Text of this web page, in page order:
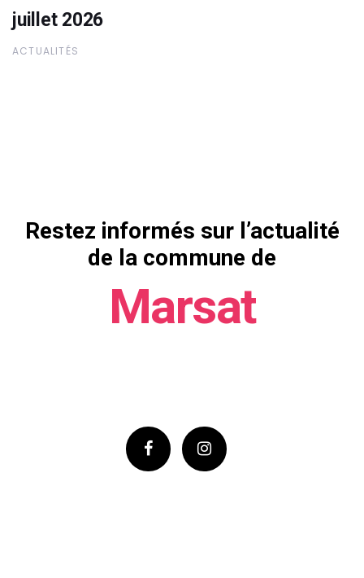
juillet 2026
ACTUALITÉS
Restez informés sur l’actualité
de la commune de
Marsat